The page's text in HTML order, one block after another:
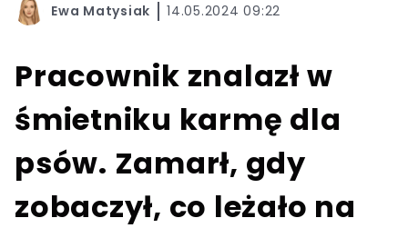
Ewa Matysiak 14.05.2024 09:22
Pracownik znalazł w
śmietniku karmę dla
psów. Zamarł, gdy
zobaczył, co leżało na